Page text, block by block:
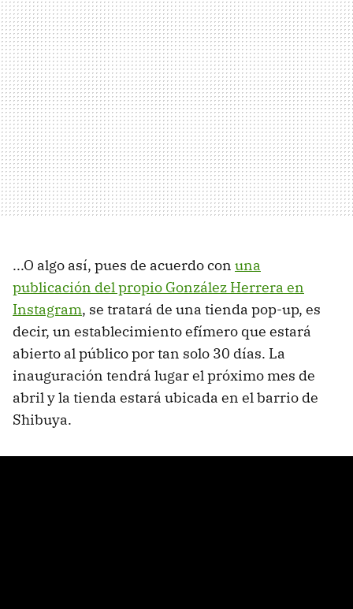
...O algo así, pues de acuerdo con una
publicación del propio González Herrera en
Instagram, se tratará de una tienda pop-up, es
decir, un establecimiento efímero que estará
abierto al público por tan solo 30 días. La
inauguración tendrá lugar el próximo mes de
abril y la tienda estará ubicada en el barrio de
Shibuya.